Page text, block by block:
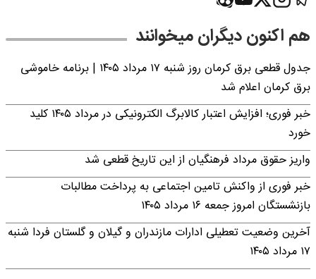
هم اکنون دیگران میخوانند
جدول قطعی برق کرمان روز شنبه ۱۷ مرداد ۱۴۰۵ | برنامه خاموشی
برق کرمان اعلام شد
خبر فوری؛ افزایش اعتبار کالابرگ الکترونیکی در مرداد ۱۴۰۵ کلید
خورد
واریز حقوق مرداد فرهنگیان از این تاریخ قطعی شد
خبر فوری از واکنش تامین اجتماعی به پرداخت مطالبات
بازنشستگان امروز جمعه ۱۶ مرداد ۱۴۰۵
آخرین وضعیت تعطیلی ادارات مازندران و گیلان و گلستان فردا شنبه
۱۷ مرداد ۱۴۰۵